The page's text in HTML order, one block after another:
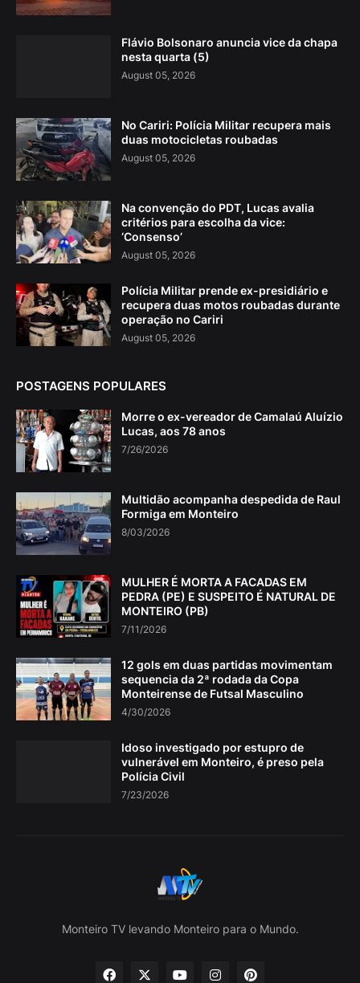
Flávio Bolsonaro anuncia vice da chapa
nesta quarta (5)
August 05, 2026
No Cariri: Polícia Militar recupera mais
duas motocicletas roubadas
August 05, 2026
Na convenção do PDT, Lucas avalia
critérios para escolha da vice:
‘Consenso’
August 05, 2026
Polícia Militar prende ex-presidiário e
recupera duas motos roubadas durante
operação no Cariri
August 05, 2026
POSTAGENS POPULARES
Morre o ex-vereador de Camalaú Aluízio
Lucas, aos 78 anos
7/26/2026
Multidão acompanha despedida de Raul
Formiga em Monteiro
8/03/2026
MULHER É MORTA A FACADAS EM
PEDRA (PE) E SUSPEITO É NATURAL DE
MONTEIRO (PB)
7/11/2026
12 gols em duas partidas movimentam
sequencia da 2ª rodada da Copa
Monteirense de Futsal Masculino
4/30/2026
Idoso investigado por estupro de
vulnerável em Monteiro, é preso pela
Polícia Civil
7/23/2026
Monteiro TV levando Monteiro para o Mundo.